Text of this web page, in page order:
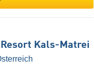
Kals-Matrei